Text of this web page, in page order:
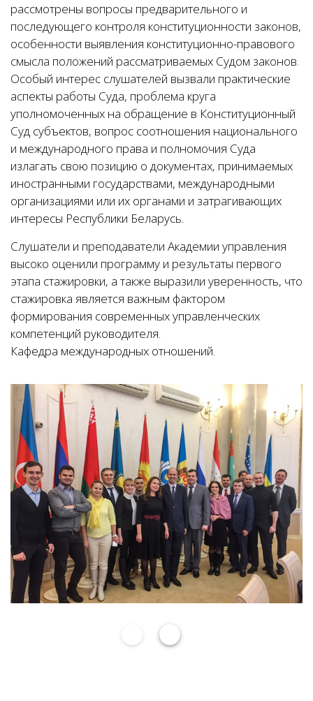
рассмотрены вопросы предварительного и
последующего контроля конституционности законов,
особенности выявления конституционно-правового
смысла положений рассматриваемых Судом законов.
Особый интерес слушателей вызвали практические
аспекты работы Суда, проблема круга
уполномоченных на обращение в Конституционный
Суд субъектов, вопрос соотношения национального
и международного права и полномочия Суда
излагать свою позицию о документах, принимаемых
иностранными государствами, международными
организациями или их органами и затрагивающих
интересы Республики Беларусь.
Слушатели и преподаватели Академии управления
высоко оценили программу и результаты первого
этапа стажировки, а также выразили уверенность, что
стажировка является важным фактором
формирования современных управленческих
компетенций руководителя.
Кафедра международных отношений.